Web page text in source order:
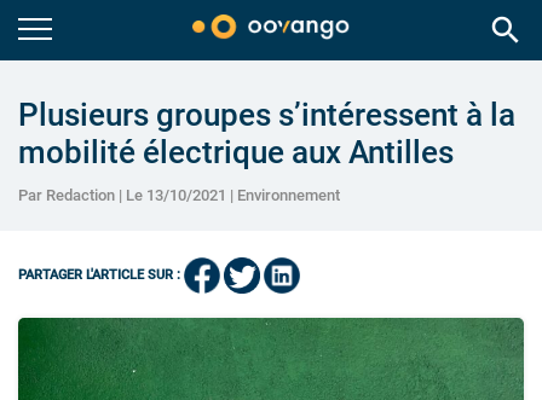
search
Plusieurs groupes s’intéressent à la
mobilité électrique aux Antilles
Par Redaction | Le 13/10/2021 | Environnement
PARTAGER L'ARTICLE SUR :